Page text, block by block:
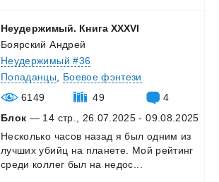
Неудержимый. Книга XXXVI
Боярский Андрей
Неудержимый #36
Попаданцы
Боевое фэнтези
6149
49
4
Блок — 14 стр., 26.07.2025 - 09.08.2025
Несколько часов назад я был одним из
лучших убийц на планете. Мой рейтинг
среди коллег был на недос...